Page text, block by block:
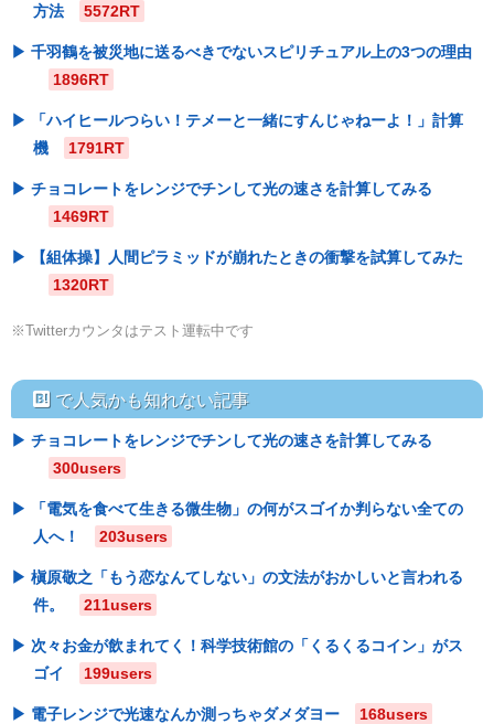
方法
5572RT
千羽鶴を被災地に送るべきでないスピリチュアル上の3つの理由
1896RT
「ハイヒールつらい！テメーと一緒にすんじゃねーよ！」計算
機
1791RT
チョコレートをレンジでチンして光の速さを計算してみる
1469RT
【組体操】人間ピラミッドが崩れたときの衝撃を試算してみた
1320RT
※Twitterカウンタはテスト運転中です
hatebu で人気かも知れない記事
チョコレートをレンジでチンして光の速さを計算してみる
300users
「電気を食べて生きる微生物」の何がスゴイか判らない全ての
人へ！
203users
槇原敬之「もう恋なんてしない」の文法がおかしいと言われる
件。
211users
次々お金が飲まれてく！科学技術館の「くるくるコイン」がス
ゴイ
199users
電子レンジで光速なんか測っちゃダメダヨー 168users